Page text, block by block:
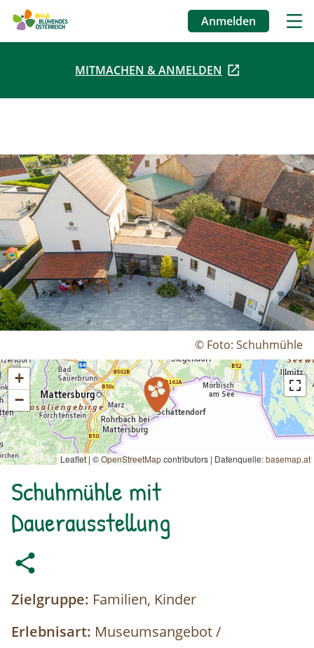
Direkt
Benutzermenü
Anmelden
MITMACHEN & ANMELDEN
© Foto: Schuhmühle
+
−
Leaflet | ©OpenStreetMapcontributors | Datenquelle:basemap.at
Schuhmühle mit
Dauerausstellung
Zielgruppe: Familien, Kinder
Erlebnisart: Museumsangebot /